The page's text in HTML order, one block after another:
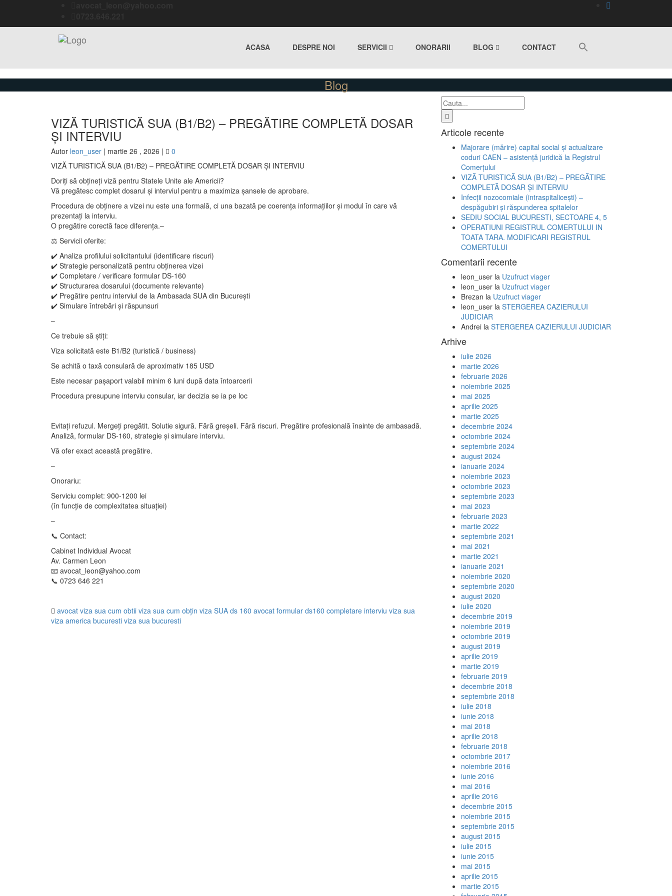
ACASA DESPRE NOI SERVICII ONORARII BLOG CONTACT
Blog
VIZĂ TURISTICĂ SUA (B1/B2) – PREGĂTIRE COMPLETĂ DOSAR
ȘI INTERVIU
Autor leon_user | martie 26 , 2026 |
0
VIZĂ TURISTICĂ SUA (B1/B2) – PREGĂTIRE COMPLETĂ DOSAR ȘI INTERVIU
Doriți să obțineți viză pentru Statele Unite ale Americii?
Vă pregătesc complet dosarul și interviul pentru a maximiza șansele de aprobare.
Procedura de obținere a vizei nu este una formală, ci una bazată pe coerența informațiilor și modul în care vă
prezentați la interviu.
O pregătire corectă face diferența.–
⚖️ Servicii oferite:
✔️ Analiza profilului solicitantului (identificare riscuri)
✔️ Strategie personalizată pentru obținerea vizei
✔️ Completare / verificare formular DS-160
✔️ Structurarea dosarului (documente relevante)
✔️ Pregătire pentru interviul de la Ambasada SUA din București
✔️ Simulare întrebări și răspunsuri
–
Ce trebuie să știți:
Viza solicitată este B1/B2 (turistică / business)
Se achită o taxă consulară de aproximativ 185 USD
Este necesar pașaport valabil minim 6 luni după data întoarcerii
Procedura presupune interviu consular, iar decizia se ia pe loc
Evitați refuzul. Mergeți pregătit. Solutie sigură. Fără greșeli. Fără riscuri. Pregătire profesională înainte de ambasadă.
Analiză, formular DS-160, strategie și simulare interviu.
Vă ofer exact această pregătire.
–
Onorariu:
Serviciu complet: 900-1200 lei
(în funcție de complexitatea situației)
–
📞 Contact:
Cabinet Individual Avocat
Av. Carmen Leon
📧 avocat_leon@yahoo.com
📞 0723 646 221
avocat viza sua cum obtii viza sua cum obțin viza SUA ds 160 avocat formular ds160 completare interviu viza sua
viza america bucuresti viza sua bucuresti
Articole recente
Majorare (mărire) capital social și actualizare
coduri CAEN – asistență juridică la Registrul
Comerțului
VIZĂ TURISTICĂ SUA (B1/B2) – PREGĂTIRE
COMPLETĂ DOSAR ȘI INTERVIU
Infecții nozocomiale (intraspitalicești) –
despăgubiri și răspunderea spitalelor
SEDIU SOCIAL BUCURESTI, SECTOARE 4, 5
OPERATIUNI REGISTRUL COMERTULUI IN
TOATA TARA. MODIFICARI REGISTRUL
COMERTULUI
Comentarii recente
leon_user la Uzufruct viager
leon_user la Uzufruct viager
Brezan la Uzufruct viager
leon_user la STERGEREA CAZIERULUI
JUDICIAR
Andrei la STERGEREA CAZIERULUI JUDICIAR
Arhive
iulie 2026
martie 2026
februarie 2026
noiembrie 2025
mai 2025
aprilie 2025
martie 2025
decembrie 2024
octombrie 2024
septembrie 2024
august 2024
ianuarie 2024
noiembrie 2023
octombrie 2023
septembrie 2023
mai 2023
februarie 2023
martie 2022
septembrie 2021
mai 2021
martie 2021
ianuarie 2021
noiembrie 2020
septembrie 2020
august 2020
iulie 2020
decembrie 2019
noiembrie 2019
octombrie 2019
august 2019
aprilie 2019
martie 2019
februarie 2019
decembrie 2018
septembrie 2018
iulie 2018
iunie 2018
mai 2018
aprilie 2018
februarie 2018
octombrie 2017
noiembrie 2016
iunie 2016
mai 2016
aprilie 2016
decembrie 2015
noiembrie 2015
septembrie 2015
august 2015
iulie 2015
iunie 2015
mai 2015
aprilie 2015
martie 2015